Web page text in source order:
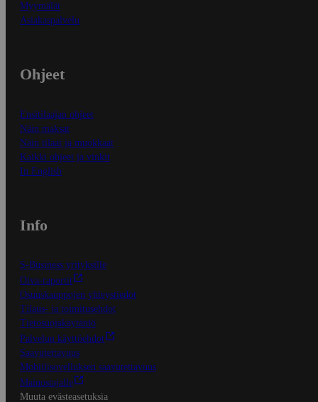
Myymälät
Asiakaspalvelu
Ohjeet
Ensitilaajan ohjeet
Näin maksat
Näin tilaat ja muokkaat
Kaikki ohjeet ja vinkit
In English
Info
S-Business yrityksille
Oiva-raportit
Osuuskauppojen yhteystiedot
Tilaus- ja toimitusehdot
Tietosuojakäytäntö
Palvelun käyttöehdot
Saavutettavuus
Mobiilisovelluksen saavutettavuus
Mainostajalle
Muuta evästeasetuksia